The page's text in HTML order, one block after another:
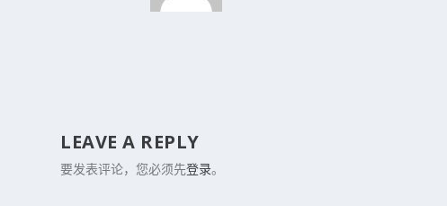
LEAVE A REPLY
要发表评论，您必须先登录。